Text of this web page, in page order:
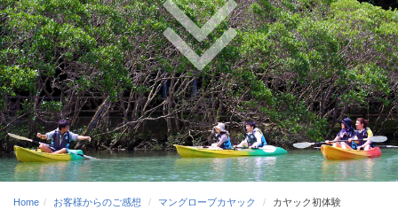
Home お客様からのご感想 マングローブカヤック カヤック初体験